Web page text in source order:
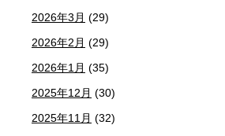
2026年3月 (29)
2026年2月 (29)
2026年1月 (35)
2025年12月 (30)
2025年11月 (32)